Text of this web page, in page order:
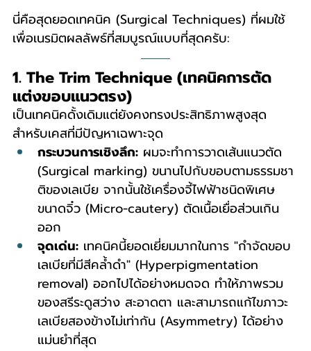
นี่คือสุดยอดเทคนิค (Surgical Techniques) ที่ผมใช้
เพื่อเนรมิตผลลัพธ์ที่สมบูรณ์แบบที่สุดครับ:
1. The Trim Technique (เทคนิคการตัด
แต่งขอบแนวตรง)
เป็นเทคนิคดั้งเดิมแต่ยังคงทรงประสิทธิภาพสูงสุด
สำหรับเคสที่มีปัญหาเฉพาะจุด
กระบวนการเชิงลึก: ผมจะทำการวาดเส้นแนวตัด
(Surgical marking) ขนานไปกับขอบตามธรรมชา
ติของเลเบีย จากนั้นใช้เครื่องจี้ไฟฟ้าชนิดพิเศษ
ขนาดจิ๋ว (Micro-cautery) ตัดเนื้อเยื่อส่วนเกิน
ออก
จุดเด่น: เทคนิคนี้ยอดเยี่ยมมากในการ "กำจัดขอบ
เลเบียที่มีสีคล้ำดำ" (Hyperpigmentation
removal) ออกไปได้อย่างหมดจด ทำให้ภาพรวม
ของสรีระดูสว่าง สะอาดตา และสามารถแก้ไขภาวะ
เลเบียสองข้างไม่เท่ากัน (Asymmetry) ได้อย่าง
แม่นยำที่สุด